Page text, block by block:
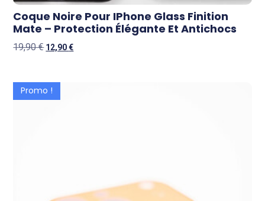
Coque Noire Pour IPhone Glass Finition
Mate – Protection Élégante Et Antichocs
19,90€ 12,90€
Promo !